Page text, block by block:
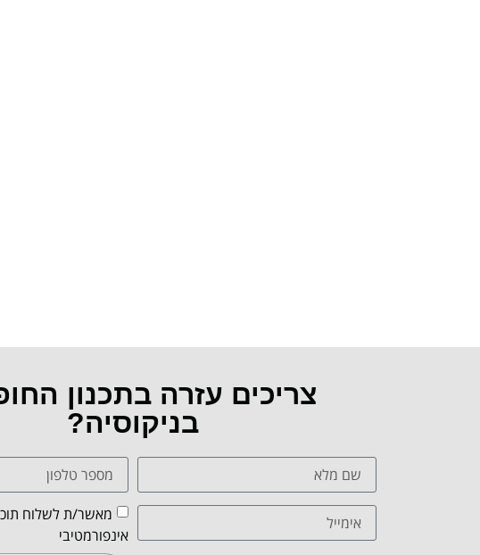
צריכים עזרה בתכנון
בניקוסיה?
מאשר/ת לשלוח
אינפורמטיבי